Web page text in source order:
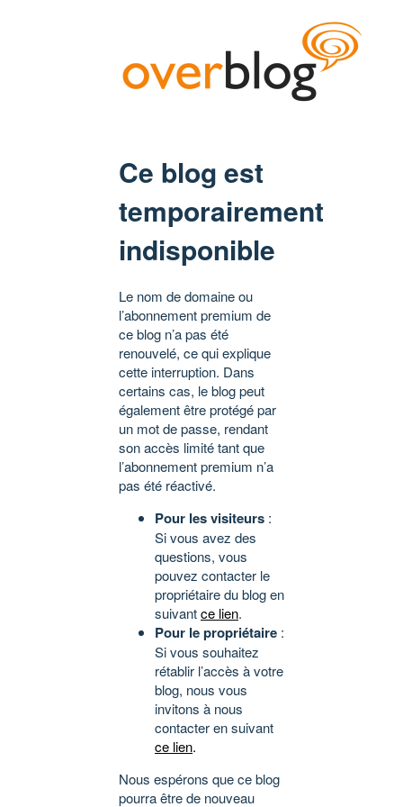
Ce blog est
temporairement
indisponible
Le nom de domaine ou
l’abonnement premium de
ce blog n’a pas été
renouvelé, ce qui explique
cette interruption. Dans
certains cas, le blog peut
également être protégé par
un mot de passe, rendant
son accès limité tant que
l’abonnement premium n’a
pas été réactivé.
Pour les visiteurs :
Si vous avez des
questions, vous
pouvez contacter le
propriétaire du blog en
suivantce lien.
Pour le propriétaire :
Si vous souhaitez
rétablir l’accès à votre
blog, nous vous
invitons à nous
contacter en suivant
ce lien.
Nous espérons que ce blog
pourra être de nouveau